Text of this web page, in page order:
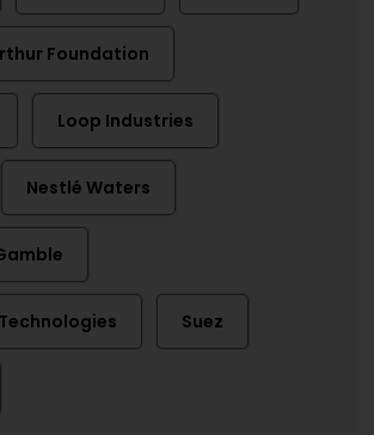
Foundation
Loop Industries
Nestlé Waters
Suez